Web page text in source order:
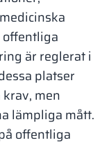
Vela
metallskåp
Bänkar och
Skåplås
Rumsavdelare
Lamele
Altus
L-formade skåp
offentliga
är reglerat i
platser
men
lämpliga mått.
offentliga